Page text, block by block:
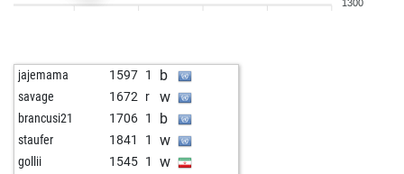
1300
jajemama 1597 1 b
savage 1672 r w
brancusi21 1706 1 b
staufer 1841 1 w
gollii 1545 1 w